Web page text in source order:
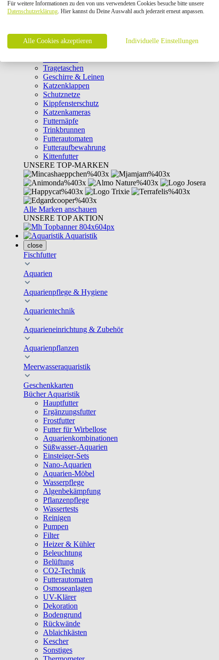
Intelligenzspielzeug
Laserpointer & Elektrospielzeug
Clicker & Target Sticks für Katzen
Weiteres Katzenspielzeug
Transportboxen
Tragetaschen
Geschirre & Leinen
Katzenklappen
Schutznetze
Kippfensterschutz
Katzenkameras
Futternäpfe
Trinkbrunnen
Futterautomaten
Futteraufbewahrung
Kittenfutter
UNSERE TOP-MARKEN
Alle Marken anschauen
UNSERE TOP AKTION
Aquaristik
close
Fischfutter
Aquarien
Aquarienpflege & Hygiene
Aquarientechnik
Aquarieneinrichtung & Zubehör
Aquarienpflanzen
Meerwasseraquaristik
Geschenkkarten
Bücher Aquaristik
Hauptfutter
Ergänzungsfutter
Frostfutter
Futter für Wirbellose
Aquarienkombinationen
Süßwasser-Aquarien
Einsteiger-Sets
Nano-Aquarien
Aquarien-Möbel
Wasserpflege
Algenbekämpfung
Pflanzenpflege
Wassertests
Reinigen
Pumpen
Filter
Heizer & Kühler
Beleuchtung
Belüftung
CO2-Technik
Futterautomaten
Osmoseanlagen
UV-Klärer
Dekoration
Bodengrund
Rückwände
Ablaichkästen
Kescher
Sonstiges
Für weitere Informationen zu den von uns verwendeten Cookies besuche bitte unsere
Datenschutzerklärung. Hier kannst du Deine Auswahl auch jederzeit erneut anpassen.
Alle Cookies akzeptieren Individuelle Einstellungen